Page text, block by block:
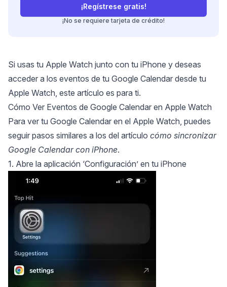
¡Regístrese gratis!
¡No se requiere tarjeta de crédito!
Si usas tu Apple Watch junto con tu iPhone y deseas
acceder a los eventos de tu Google Calendar desde tu
Apple Watch, este artículo es para ti.
Cómo Ver Eventos de Google Calendar en Apple Watch
Para ver tu Google Calendar en el Apple Watch, puedes
seguir pasos similares a los del artículo cómo sincronizar
Google Calendar con iPhone.
1. Abre la aplicación ‘Configuración’ en tu iPhone